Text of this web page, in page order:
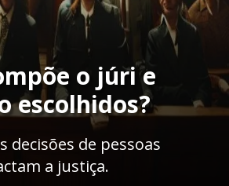
o júri e
escolhidos?
decisões de pessoas
a justiça.